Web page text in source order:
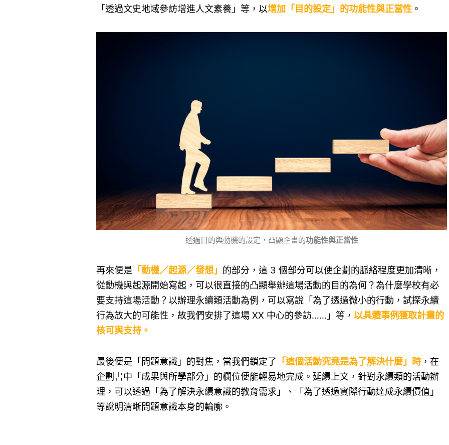
「透過文史地域參訪增進人文素養」等，以增加「目的設定」的功能性與正當性 。
透過目的與動機的設定，凸顯企畫的功能性與正當性
再來便是 「動機／起源／發想」 的部分，這 3 個部分可以使企劃的脈絡程度更加清晰，
從動機與起源開始寫起，可以很直接的凸顯舉辦這場活動的目的為何？為什麼學校有必
要支持這場活動？以辦理永續類活動為例，可以寫說「為了透過微小的行動，試探永續
行為放大的可能性，故我們安排了這場 XX 中心的參訪……」等， 以具體事例獲取計畫的
核可與支持。
最後便是「問題意識」的對焦，當我們鎖定了 「這個活動究竟是為了解決什麼」時 ，在
企劃書中「成果與所學部分」的欄位便能輕易地完成。延續上文，針對永續類的活動辦
理，可以透過「為了解決永續意識的教育需求」、「為了透過實際行動達成永續價值」
等說明清晰問題意識本身的輪廓。